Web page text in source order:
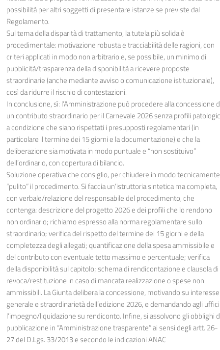
possibilità per altri soggetti di presentare istanze se previste dal
Regolamento.
Sul tema della disparità di trattamento, la tutela più solida è
procedimentale: motivazione robusta e tracciabilità delle ragioni, con
criteri applicati in modo non arbitrario e, se possibile, un minimo di
pubblicità/trasparenza della disponibilità a ricevere proposte
straordinarie (anche mediante avviso o comunicazione istituzionale),
così da ridurre il rischio di contestazioni.
In conclusione, sì: l’Amministrazione può procedere alla concessione
un contributo straordinario per il Carnevale 2026 senza profili
a condizione che siano rispettati i presupposti regolamentari (in
particolare il termine dei 15 giorni e la documentazione) e che la
deliberazione sia motivata in modo puntuale e “non sostituivo”
dell’ordinario, con copertura di bilancio.
Soluzione operativa che consiglio, per chiudere in modo tecnicamente
“pulito” il procedimento. Si faccia un’istruttoria sintetica ma completa,
con verbale/relazione del responsabile del procedimento, che
contenga: descrizione del progetto 2026 e dei profili che lo rendono
non ordinario; richiamo espresso alla norma regolamentare sullo
straordinario; verifica del rispetto del termine dei 15 giorni e della
completezza degli allegati; quantificazione della spesa ammissibile e
del contributo con eventuale tetto massimo e percentuale; verifica
della disponibilità sul capitolo; schema di rendicontazione e clausola di
revoca/restituzione in caso di mancata realizzazione o spese non
ammissibili. La Giunta delibera la concessione, motivando su interesse
generale e straordinarietà dell’edizione 2026, e demandando agli uffici
l’impegno/liquidazione su rendiconto. Infine, si assolvono gli obblighi
pubblicazione in “Amministrazione trasparente” ai sensi degli artt. 26-
27 del D.Lgs. 33/2013 e secondo le indicazioni ANAC